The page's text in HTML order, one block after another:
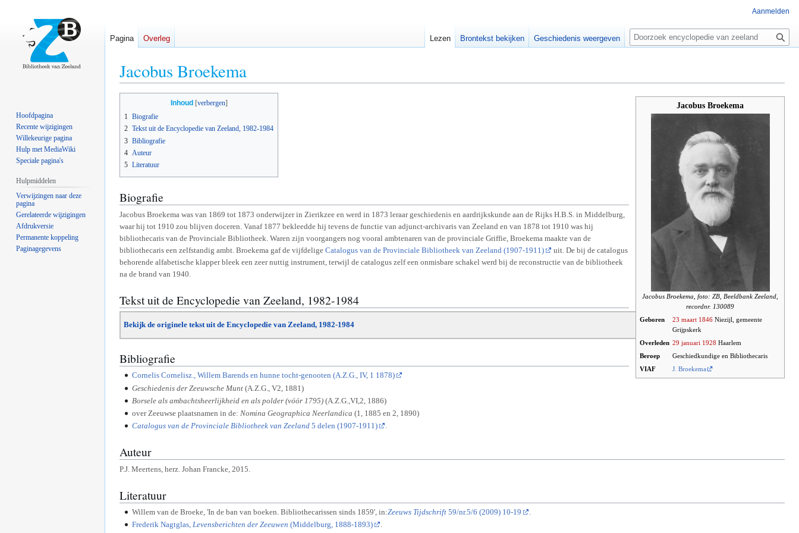
Jacobus Broekema
navigatie
springen
zoeken
springen
Jacobus Broekema
Jacobus Broekema, foto: ZB, Beeldbank Zeeland,
recordnr. 130089
Geboren
23 maart 1846 Niezijl, gemeente
Grijpskerk
Overleden 29 januari 1928 Haarlem
Beroep
Geschiedkundige en Bibliothecaris
VIAF
J. Broekema
Inhoud
1 Biografie
2 Tekst uit de Encyclopedie van Zeeland, 1982-1984
3 Bibliografie
4 Auteur
5 Literatuur
Biografie
Jacobus Broekema was van 1869 tot 1873 onderwijzer in Zierikzee en werd in 1873 leraar geschiedenis en aardrijkskunde aan de Rijks H.B.S. in Middelburg,
waar hij tot 1910 zou blijven doceren. Vanaf 1877 bekleedde hij tevens de functie van adjunct-archivaris van Zeeland en van 1878 tot 1910 was hij
bibliothecaris van de Provinciale Bibliotheek. Waren zijn voorgangers nog vooral ambtenaren van de provinciale Griffie, Broekema maakte van de
bibliothecaris een zelfstandig ambt. Broekema gaf de vijfdelige Catalogus van de Provinciale Bibliotheek van Zeeland (1907-1911)
uit. De bij de catalogus
behorende alfabetische klapper bleek een zeer nuttig instrument, terwijl de catalogus zelf een onmisbare schakel werd bij de reconstructie van de bibliotheek
na de brand van 1940.
Tekst uit de Encyclopedie van Zeeland, 1982-1984
Bekijk de originele tekst uit de Encyclopedie van Zeeland, 1982-1984
Bibliografie
Cornelis Cornelisz., Willem Barends en hunne tocht-genooten (A.Z.G., IV, 1 1878)
Geschiedenis der Zeeuwsche Munt(A.Z.G., V2, 1881)
Borsele als ambachtsheerlijkheid en als polder (vóór 1795)(A.Z.G.,VI,2, 1886)
over Zeeuwse plaatsnamen in de: Nomina Geographica Neerlandica (1, 1885 en 2, 1890)
Catalogus van de Provinciale Bibliotheek van Zeeland5 delen (1907-1911) .
Auteur
P.J. Meertens, herz. Johan Francke, 2015.
Literatuur
Willem van de Broeke, 'In de ban van boeken. Bibliothecarissen sinds 1859', in:Zeeuws Tijdschrift59/nr.5/6 (2009) 10-19
Frederik Nagtglas, Levensberichten der Zeeuwen (Middelburg, 1888-1893) .
Aanmelden
Pagina Overleg Lezen Brontekst bekijken Geschiedenis weergeven
Z
e
Hoofdpagina
Recente wijzigingen
Willekeurige pagina
Hulp met MediaWiki
Speciale pagina's
Hulpmiddelen
Verwijzingen naar deze
pagina
Gerelateerde wijzigingen
Afdrukversie
Permanente koppeling
Paginagegevens